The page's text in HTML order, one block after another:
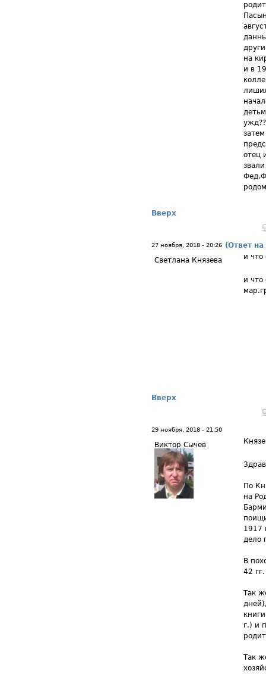
на
и в
отец
Вверх
27 ноября, 2018 - 20:26 (Ответ
Светлана Князева
и что
и
Вверх
29 ноября, 2018 - 21:50
Виктор Сычев
По
на
1917
дело
В
42
Так
г.) и
Так